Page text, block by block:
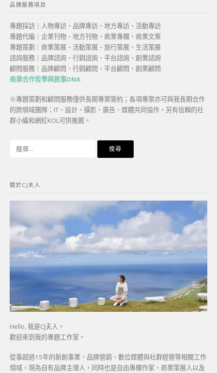
品牌服務項目
專題採訪｜人物專訪、品牌專訪、地方專訪、活動專訪
專題代編｜企業刊物、地方刊物、商業專欄、商業文案
專題策劃｜商業策展、活動策展、旅行策展、生活策展
諮詢服務｜品牌諮詢、行銷諮詢、平台諮詢、創業諮詢
顧問服務｜品牌顧問、行銷顧問、平台顧問、創業顧問
商業合作哲學與敘事DNA
※專題策劃和顧問服務僅供長期專案簽約；各項專案亦可與我長期合作
的跨領域團隊：IT、設計、攝影、廣告、媒體共同協作，另有信賴的社
群小編和網紅KOL可供推薦。
字:
關於CJ夫人
Hello, 我是CJ夫人。
歡迎來到我的專題工作室。
從事超過15年的新創事業、品牌營銷、數位媒體與社群經營等相關工作
領域，現為自有品牌主理人，同時也是自由專欄作家、商業策展人以及